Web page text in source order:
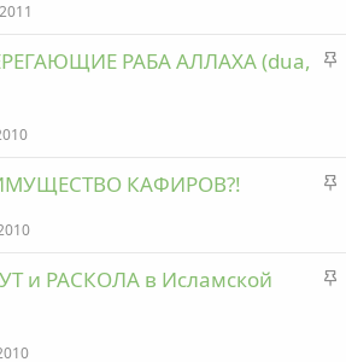
yS
y
РАБА АЛЛАХА (dua,
S
k
КАФИРОВ?!
S
и РАСКОЛА в Исламской